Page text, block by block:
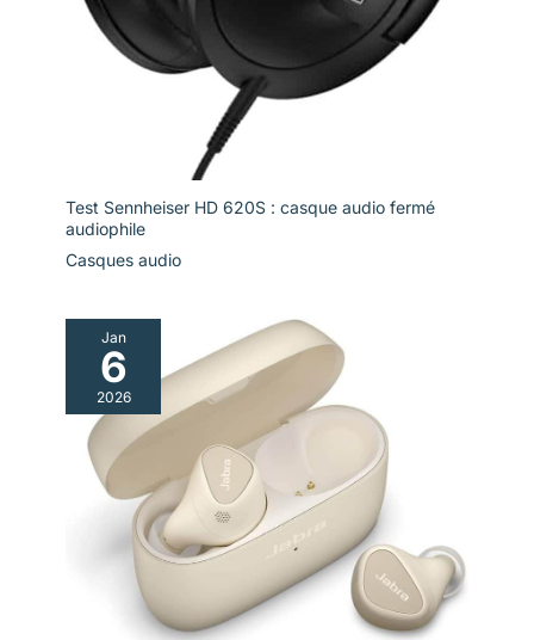
Test Sennheiser HD 620S : casque audio fermé
audiophile
Casques audio
Jan
6
2026